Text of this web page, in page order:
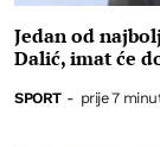
Jedan od
Dalić, imat će
SPORT - prije 7